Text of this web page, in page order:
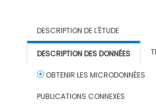
DESCRIPTION DE L'ÉTUDE
DESCRIPTION DES DONNÉES
OBTENIR LES MICRODONNÉES
PUBLICATIONS CONNEXES